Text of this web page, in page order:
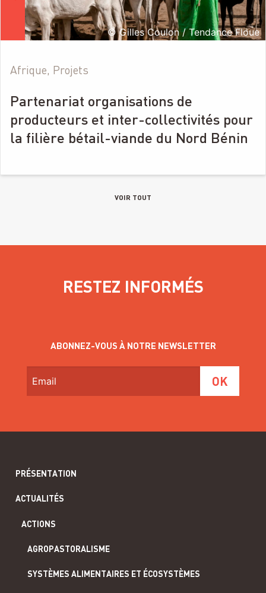
© Gilles Coulon / Tendance Floue
Afrique, Projets
Partenariat organisations de
producteurs et inter-collectivités pour
la filière bétail-viande du Nord Bénin
VOIR TOUT
RESTEZ INFORMÉS
ABONNEZ-VOUS À NOTRE NEWSLETTER
PRÉSENTATION
ACTUALITÉS
ACTIONS
AGROPASTORALISME
SYSTÈMES ALIMENTAIRES ET ÉCOSYSTÈMES